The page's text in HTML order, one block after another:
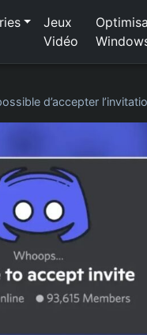
Jeux
Vidéo
d’accepter